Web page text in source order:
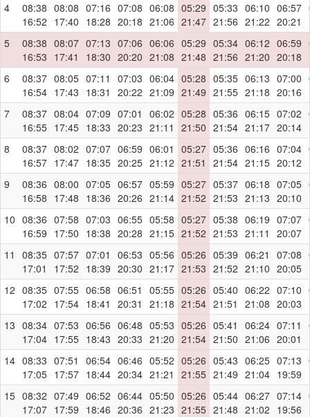
4
08:38
16:52
08:08
17:40
07:16
18:28
07:08
20:18
06:08
21:06
05:29
21:47
05:33
21:56
06:10
21:22
06:57
20:21
5
08:38
16:53
08:07
17:41
07:13
18:30
07:06
20:20
06:06
21:08
05:29
21:48
05:34
21:56
06:12
21:20
06:59
20:18
6
08:37
16:54
08:05
17:43
07:11
18:31
07:03
20:22
06:04
21:09
05:28
21:49
05:35
21:55
06:13
21:18
07:00
20:16
7
08:37
16:55
08:04
17:45
07:09
18:33
07:01
20:23
06:02
21:11
05:28
21:50
05:36
21:54
06:15
21:17
07:02
20:14
8
08:37
16:57
08:02
17:47
07:07
18:35
06:59
20:25
06:01
21:12
05:27
21:51
05:36
21:54
06:16
21:15
07:04
20:12
9
08:36
16:58
08:00
17:48
07:05
18:36
06:57
20:26
05:59
21:14
05:27
21:52
05:37
21:53
06:18
21:13
07:05
20:10
10 08:36
16:59
07:58
17:50
07:03
18:38
06:55
20:28
05:58
21:15
05:27
21:52
05:38
21:53
06:19
21:11
07:07
20:07
11
08:35
17:01
07:57
17:52
07:01
18:39
06:53
20:30
05:56
21:17
05:26
21:53
05:39
21:52
06:21
21:10
07:08
20:05
12 08:35
17:02
07:55
17:54
06:58
18:41
06:51
20:31
05:55
21:18
05:26
21:54
05:40
21:51
06:22
21:08
07:10
20:03
13 08:34
17:04
07:53
17:55
06:56
18:43
06:48
20:33
05:53
21:20
05:26
21:54
05:41
21:50
06:24
21:06
07:11
20:01
14 08:33
17:05
07:51
17:57
06:54
18:44
06:46
20:34
05:52
21:21
05:26
21:55
05:43
21:49
06:25
21:04
07:13
19:59
15 08:32
17:07
07:49
17:59
06:52
18:46
06:44
20:36
05:50
21:23
05:26
21:55
05:44
21:48
06:27
21:02
07:14
19:56